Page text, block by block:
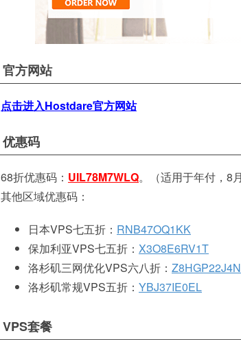
官方网站
点击进入Hostdare官方网站
优惠码
68折优惠码： UIL78M7WLQ。（适用于年付，8
其他区域优惠码：
日本VPS七五折： RNB47OQ1KK
保加利亚VPS七五折： X3O8E6RV1T
洛杉矶三网优化VPS六八折： Z8HGP22J4N
洛杉矶常规VPS五折： YBJ37IE0EL
VPS套餐